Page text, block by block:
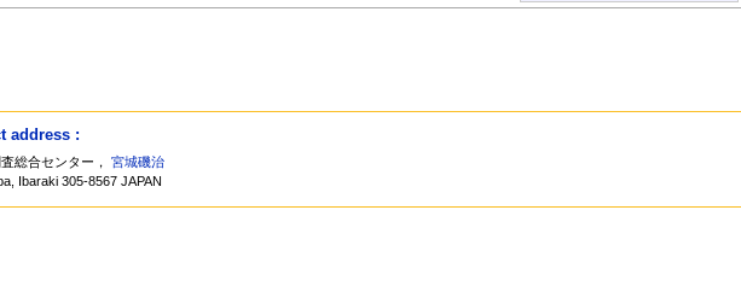
address :
総合センター，宮城磯治
Ibaraki 305-8567 JAPAN